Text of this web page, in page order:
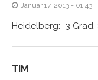
Januar 17, 2013 - 01:43
Heidelberg: -3 Grad,
TIM